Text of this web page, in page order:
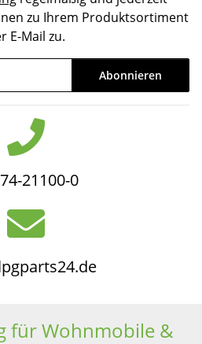
zu Ihrem Produktsortiment
E-Mail zu.
Abonnieren
21100-0
für Wohnmobile &